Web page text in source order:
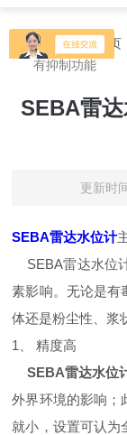
当前位置：首页
有抑制功能
SEBA雷
更新时
SEBA雷达水位计
SEBA雷达水位
素影响。无论是有
体还是粉尘性、浆
1、 精度高
SEBA雷达水位
外界环境的影响；
就小，设置可认为